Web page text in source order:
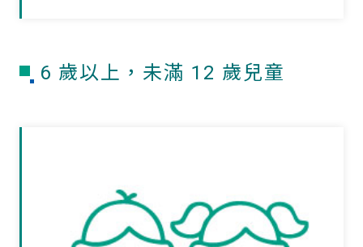
6 歲以上，未滿 12 歲兒童